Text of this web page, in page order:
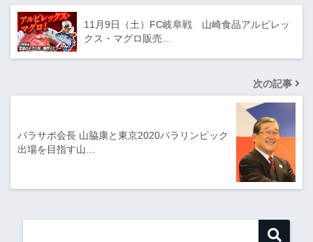
11月9日（土）FC岐阜戦 山崎食品アルビレッ
クス・マグロ販売…
次の記事
パラサポ会長 山脇康と東京2020パラリンピック
出場を目指す山…